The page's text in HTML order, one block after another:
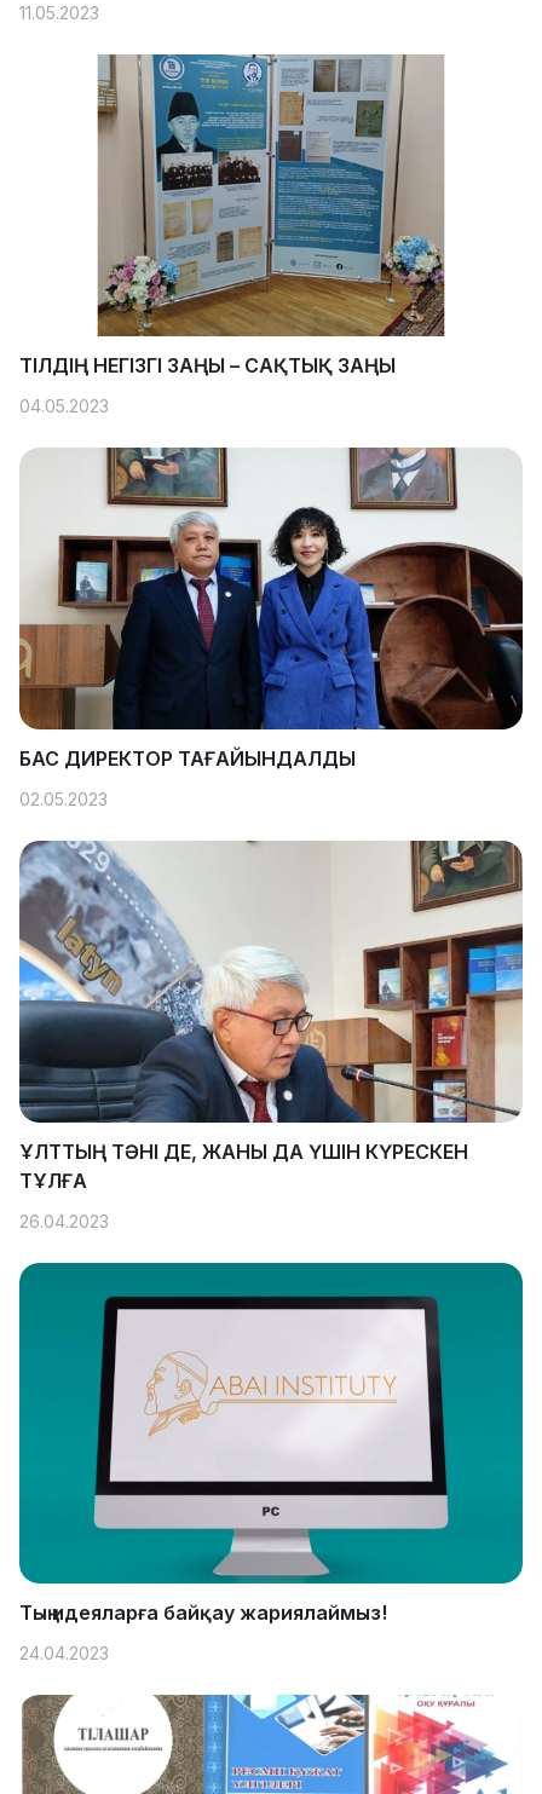
11.05.2023
ТІЛДІҢ НЕГІЗГІ ЗАҢЫ – САҚТЫҚ ЗАҢЫ
04.05.2023
БАС ДИРЕКТОР ТАҒАЙЫНДАЛДЫ
02.05.2023
ҰЛТТЫҢ ТӘНІ ДЕ, ЖАНЫ ДА ҮШІН КҮРЕСКЕН
ТҰЛҒА
26.04.2023
Тың идеяларға байқау жариялаймыз!
24.04.2023